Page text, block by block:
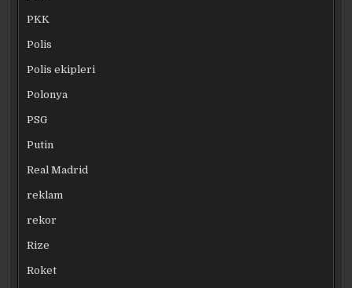
PKK
Polis
Polis ekipleri
Polonya
PSG
Putin
Real Madrid
reklam
rekor
Rize
Roket